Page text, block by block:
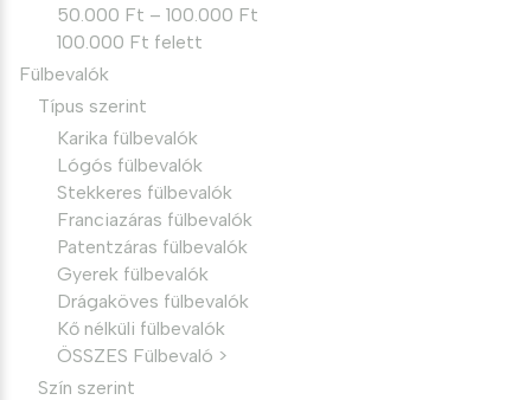
50.000 Ft – 100.000 Ft
100.000 Ft felett
Fülbevalók
Típus szerint
Karika fülbevalók
Lógós fülbevalók
Stekkeres fülbevalók
Franciazáras fülbevalók
Patentzáras fülbevalók
Gyerek fülbevalók
Drágaköves fülbevalók
Kő nélküli fülbevalók
ÖSSZES Fülbevaló >
Szín szerint